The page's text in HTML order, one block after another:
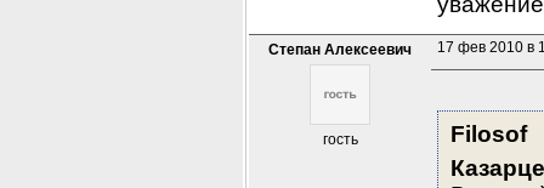
Степан Алексеевич
гость
17 фев 2010 в
Filosof